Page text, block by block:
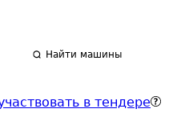
Найти машины
в тендере